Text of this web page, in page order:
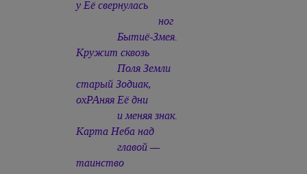
у Её свернулась
ног
Бытиё-Змея.
Кружит сквозь
Поля Земли
старый Зодиак,
охРАняя Её дни
и меняя знак.
Карта Неба над
главой —
таинство